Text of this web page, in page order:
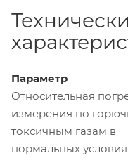
Параметр
Относительная
измерения по
токсичным газам в
нормальных